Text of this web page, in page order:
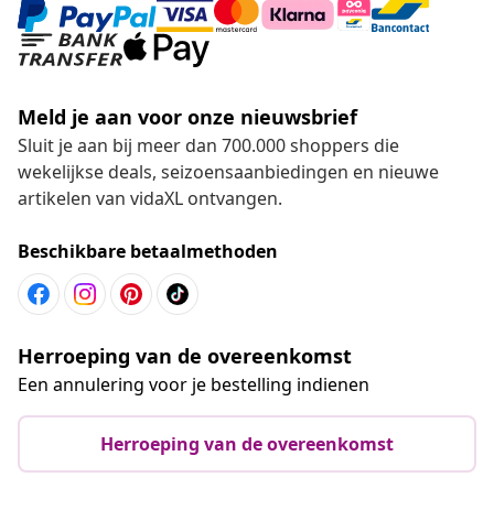
Meld je aan voor onze nieuwsbrief
Sluit je aan bij meer dan 700.000 shoppers die
wekelijkse deals, seizoensaanbiedingen en nieuwe
artikelen van vidaXL ontvangen.
Beschikbare betaalmethoden
Herroeping van de overeenkomst
Een annulering voor je bestelling indienen
Herroeping van de overeenkomst